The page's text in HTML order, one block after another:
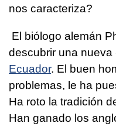
nos caracteriza?
El biólogo alemán
descubrir una
Ecuador. El buen
problemas, le ha
Ha roto la tradición
Han ganado los